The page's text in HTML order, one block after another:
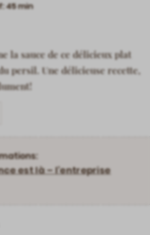
45 min
la sauce de ce délicieux plat
persil. Une délicieuse recette,
est là – l’entreprise